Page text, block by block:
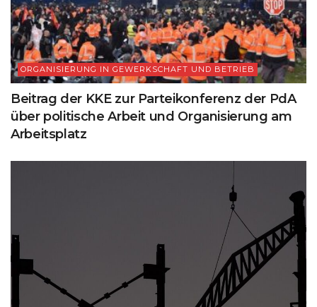
ORGANISIERUNG IN GEWERKSCHAFT UND BETRIEB
Beitrag der KKE zur Parteikonferenz der PdA
über politische Arbeit und Organisierung am
Arbeitsplatz